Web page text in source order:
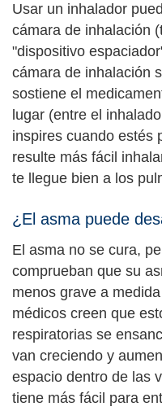
Usar un inhalador
cámara de inhalación
"dispositivo
cámara de inhalación
sostiene el
lugar (entre el
inspires cuando estés
resulte más fácil
te llegue bien a los
¿El asma puede
El asma no se cura,
comprueban que su
menos grave a
médicos creen que
respiratorias se
van creciendo y
espacio dentro de las
tiene más fácil para